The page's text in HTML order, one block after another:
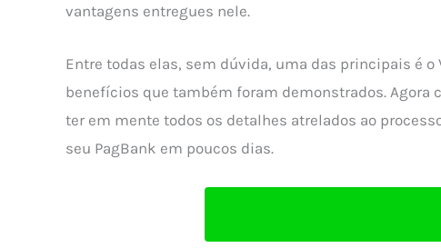
vantagens entregues nele.
Entre todas elas, sem dúvida, uma das principais é o
benefícios que também foram demonstrados. Agora
ter em mente todos os detalhes atrelados ao
seu PagBank em poucos dias.